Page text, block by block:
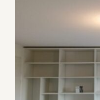
Moderne
maat